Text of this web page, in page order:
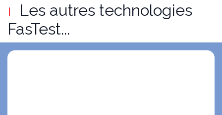
Les autres technologies
FasTest...